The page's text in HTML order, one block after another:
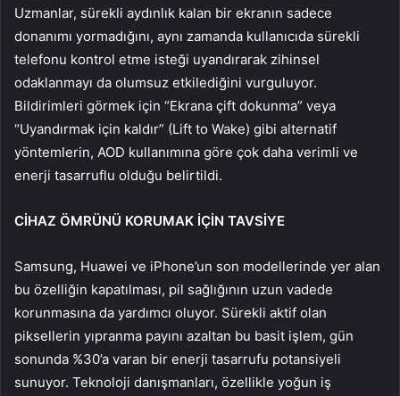
Uzmanlar, sürekli aydınlık kalan bir ekranın sadece
donanımı yormadığını, aynı zamanda kullanıcıda sürekli
telefonu kontrol etme isteği uyandırarak zihinsel
odaklanmayı da olumsuz etkilediğini vurguluyor.
Bildirimleri görmek için “Ekrana çift dokunma” veya
“Uyandırmak için kaldır” (Lift to Wake) gibi alternatif
yöntemlerin, AOD kullanımına göre çok daha verimli ve
enerji tasarruflu olduğu belirtildi.
CİHAZ ÖMRÜNÜ KORUMAK İÇİN TAVSİYE
Samsung, Huawei ve iPhone’un son modellerinde yer alan
bu özelliğin kapatılması, pil sağlığının uzun vadede
korunmasına da yardımcı oluyor. Sürekli aktif olan
piksellerin yıpranma payını azaltan bu basit işlem, gün
sonunda %30’a varan bir enerji tasarrufu potansiyeli
sunuyor. Teknoloji danışmanları, özellikle yoğun iş